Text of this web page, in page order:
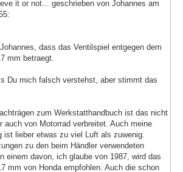
it or not... geschrieben von Johannes am
dass das Ventilspiel entgegen dem
mm betraegt.
Du mich falsch verstehst, aber stimmt das
zum Werkstatthandbuch ist das nicht
auch von Motorrad verbreitet. Auch meine
ist lieber etwas zu viel Luft als zuwenig.
zu den beim Händler verwendeten
einem davon, ich glaube von 1987, wird das
mm von Honda empfohlen. Auch die schon